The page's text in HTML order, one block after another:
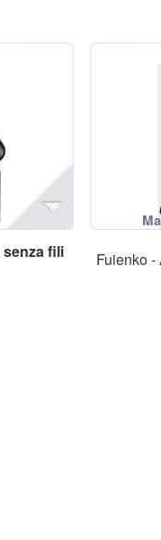
senzafili Fuienko -